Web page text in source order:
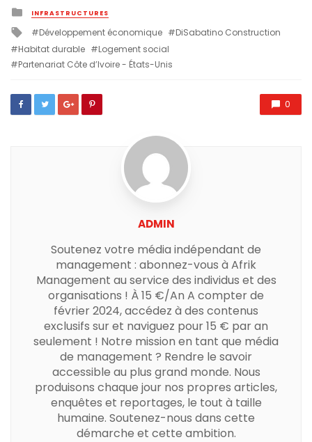
Posted
in
INFRASTRUCTURES
Tagged
with
Développement économique
DiSabatino Construction
Habitat durable
Logement social
Partenariat Côte d’Ivoire - États-Unis
0
ADMIN
Soutenez votre média indépendant de
management : abonnez-vous à Afrik
Management au service des individus et des
organisations ! À 15 €/An A compter de
février 2024, accédez à des contenus
exclusifs sur et naviguez pour 15 € par an
seulement ! Notre mission en tant que média
de management ? Rendre le savoir
accessible au plus grand monde. Nous
produisons chaque jour nos propres articles,
enquêtes et reportages, le tout à taille
humaine. Soutenez-nous dans cette
démarche et cette ambition.